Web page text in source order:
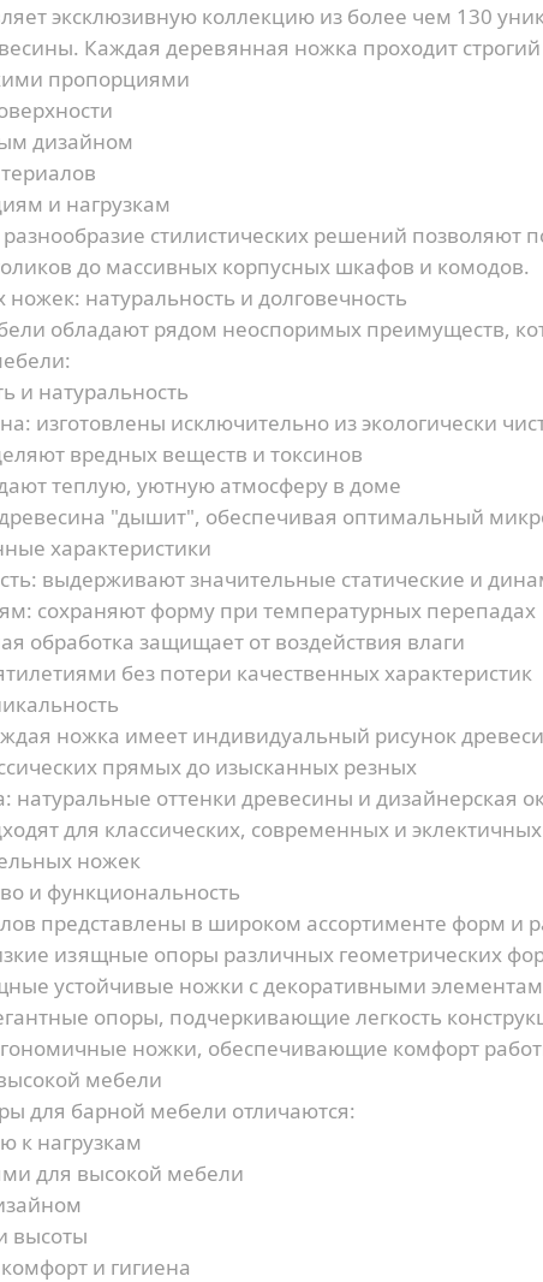
эксклюзивную коллекцию из более чем 130
Каждая деревянная ножка проходит строгий
пропорциями
дизайном
и нагрузкам
стилистических решений
до массивных корпусных шкафов и комодов.
натуральность и долговечность
обладают рядом неоспоримых преимуществ,
и натуральность
изготовлены исключительно из экологически
вредных веществ и токсинов
теплую, уютную атмосферу в доме
"дышит", обеспечивая оптимальный
характеристики
выдерживают значительные статические и
сохраняют форму при температурных перепадах
обработка защищает от воздействия влаги
без потери качественных характеристик
ножка имеет индивидуальный рисунок
прямых до изысканных резных
натуральные оттенки древесины и дизайнерская
для классических, современных и
ножек
и функциональность
представлены в широком ассортименте форм и
изящные опоры различных геометрических
устойчивые ножки с декоративными
опоры, подчеркивающие легкость
ножки, обеспечивающие комфорт
мебели
для барной мебели отличаются:
к нагрузкам
для высокой мебели
высоты
и гигиена